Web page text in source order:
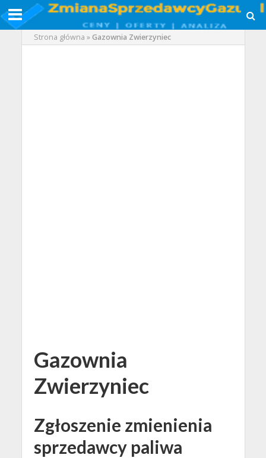
Strona główna »Gazownia Zwierzyniec
Gazownia
Zwierzyniec
Zgłoszenie zmienienia
sprzedawcy paliwa